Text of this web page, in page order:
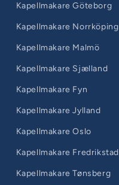
Kapellmakare Göteborg
Kapellmakare Norrköping
Kapellmakare Malmö
Kapellmakare Sjælland
Kapellmakare Fyn
Kapellmakare Jylland
Kapellmakare Oslo
Kapellmakare Fredrikstad
Kapellmakare Tønsberg